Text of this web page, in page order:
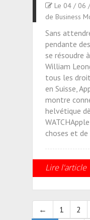
Le 04 / 06
de Business
Sans
pendante
se résoudre
William
tous les
en Suisse,
montre
helvétique
choses et
Lire l'article
← 1 2